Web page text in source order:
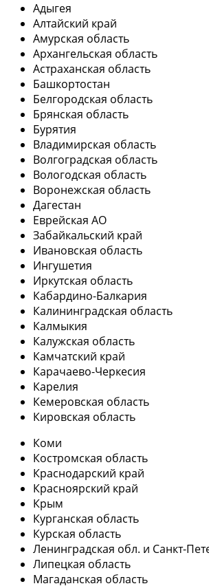
Адыгея
Алтайский край
Амурская область
Архангельская область
Астраханская область
Башкортостан
Белгородская область
Брянская область
Бурятия
Владимирская область
Волгоградская область
Вологодская область
Воронежская область
Дагестан
Еврейская АО
Забайкальский край
Ивановская область
Ингушетия
Иркутская область
Кабардино-Балкария
Калининградская область
Калмыкия
Калужская область
Камчатский край
Карачаево-Черкесия
Карелия
Кемеровская область
Кировская область
Коми
Костромская область
Краснодарский край
Красноярский край
Крым
Курганская область
Курская область
Ленинградская обл. и Санкт-
Липецкая область
Магаданская область